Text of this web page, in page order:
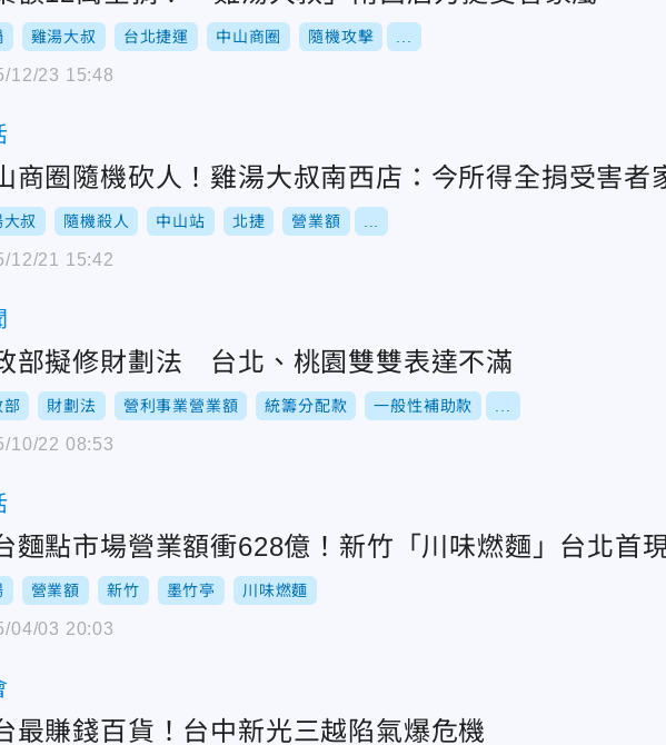
雞湯大叔 台北捷運 中山商圈 隨機攻擊
12/23 15:48
商圈隨機砍人！雞湯大叔南西店：今所得全捐受害者
叔 隨機殺人 中山站 北捷 營業額
12/21 15:42
部擬修財劃法 台北、桃園雙雙表達不滿
部 財劃法 營利事業營業額 統籌分配款 一般性補助款
10/22 08:53
麵點市場營業額衝628億！新竹「川味燃麵」台北首
營業額 新竹 墨竹亭 川味燃麵
04/03 20:03
最賺錢百貨！台中新光三越陷氣爆危機